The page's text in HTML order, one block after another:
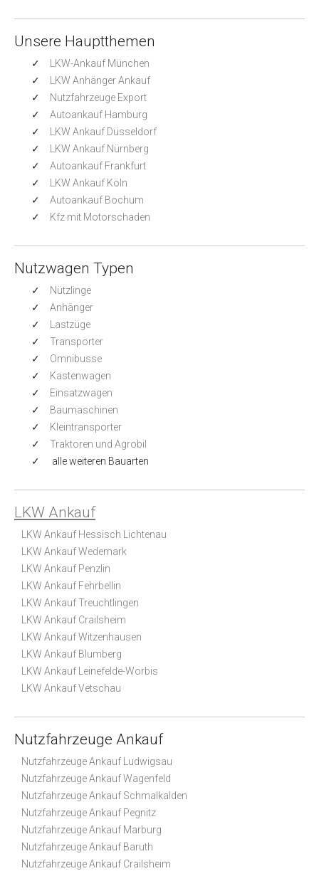
Unsere Hauptthemen
LKW-Ankauf München
LKW Anhänger Ankauf
Nutzfahrzeuge Export
Autoankauf Hamburg
LKW Ankauf Düsseldorf
LKW Ankauf Nürnberg
Autoankauf Frankfurt
LKW Ankauf Köln
Autoankauf Bochum
Kfz mit Motorschaden
Nutzwagen Typen
Nützlinge
Anhänger
Lastzüge
Transporter
Omnibusse
Kastenwagen
Einsatzwagen
Baumaschinen
Kleintransporter
Traktoren und Agrobil
alle weiteren Bauarten
LKW Ankauf
LKW Ankauf Hessisch Lichtenau
LKW Ankauf Wedemark
LKW Ankauf Penzlin
LKW Ankauf Fehrbellin
LKW Ankauf Treuchtlingen
LKW Ankauf Crailsheim
LKW Ankauf Witzenhausen
LKW Ankauf Blumberg
LKW Ankauf Leinefelde-Worbis
LKW Ankauf Vetschau
Nutzfahrzeuge Ankauf
Nutzfahrzeuge Ankauf Ludwigsau
Nutzfahrzeuge Ankauf Wagenfeld
Nutzfahrzeuge Ankauf Schmalkalden
Nutzfahrzeuge Ankauf Pegnitz
Nutzfahrzeuge Ankauf Marburg
Nutzfahrzeuge Ankauf Baruth
Nutzfahrzeuge Ankauf Crailsheim